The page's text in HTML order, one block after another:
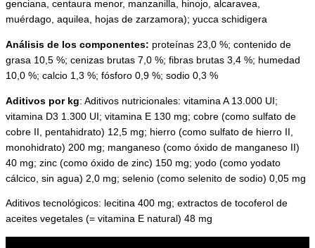
genciana, centaura menor, manzanilla, hinojo, alcaravea,
muérdago, aquilea, hojas de zarzamora); yucca schidigera
Análisis de los componentes: proteínas 23,0 %; contenido de
grasa 10,5 %; cenizas brutas 7,0 %; fibras brutas 3,4 %; humedad
10,0 %; calcio 1,3 %; fósforo 0,9 %; sodio 0,3 %
Aditivos por kg: Aditivos nutricionales: vitamina A 13.000 UI;
vitamina D3 1.300 UI; vitamina E 130 mg; cobre (como sulfato de
cobre II, pentahidrato) 12,5 mg; hierro (como sulfato de hierro II,
monohidrato) 200 mg; manganeso (como óxido de manganeso II)
40 mg; zinc (como óxido de zinc) 150 mg; yodo (como yodato
cálcico, sin agua) 2,0 mg; selenio (como selenito de sodio) 0,05 mg
Aditivos tecnológicos: lecitina 400 mg; extractos de tocoferol de
aceites vegetales (= vitamina E natural) 48 mg